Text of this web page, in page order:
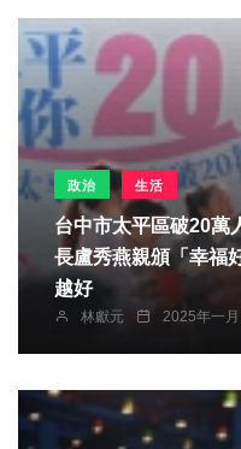
政治 生活
台中市太平區破20萬人 幸福宜居磁吸效應發
長盧秀燕親頒「幸福
越好
林獻元 2025年一